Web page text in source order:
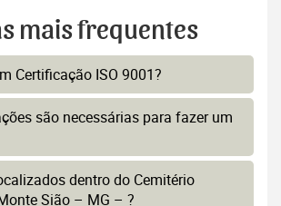
mais frequentes
Certificação ISO 9001?
são necessárias para fazer um
dentro do Cemitério
Sião – MG – ?